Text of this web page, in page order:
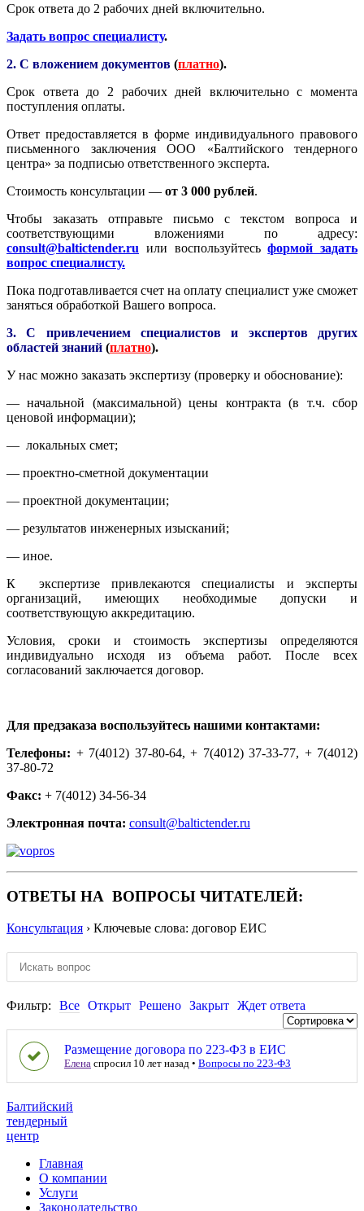
Срок ответа до 2 рабочих дней включительно.
Задать вопрос специалисту.
2. С вложением документов (платно).
Срок ответа до 2 рабочих дней включительно с момента
поступления оплаты.
Ответ предоставляется в форме индивидуального правового
письменного заключения ООО «Балтийского тендерного
центра» за подписью ответственного эксперта.
Стоимость консультации — от 3 000 рублей.
Чтобы заказать отправьте письмо с текстом вопроса и
соответствующими вложениями по адресу:
consult@baltictender.ru или воспользуйтесьформой задать
вопрос специалисту.
Пока подготавливается счет на оплату специалист уже сможет
заняться обработкой Вашего вопроса.
3. С привлечением специалистов и экспертов других
областей знаний (платно).
У нас можно заказать экспертизу (проверку и обоснование):
— начальной (максимальной) цены контракта (в т.ч. сбор
ценовой информации);
— локальных смет;
— проектно-сметной документации
— проектной документации;
— результатов инженерных изысканий;
— иное.
К экспертизе привлекаются специалисты и эксперты
организаций, имеющих необходимые допуски и
соответствующую аккредитацию.
Условия, сроки и стоимость экспертизы определяются
индивидуально исходя из объема работ. После всех
согласований заключается договор.
Для предзаказа воспользуйтесь нашими контактами:
Телефоны: + 7(4012) 37-80-64, + 7(4012) 37-33-77, + 7(4012)
37-80-72
Факс: + 7(4012) 34-56-34
Электронная почта: consult@baltictender.ru
ОТВЕТЫ НА ВОПРОСЫ ЧИТАТЕЛЕЙ:
Консультация › Ключевые слова: договор ЕИС
Фильтр: Все Открыт Решено Закрыт Ждет ответа
Размещение договора по 223-ФЗ в ЕИС
Елена спросил 10 лет назад • Вопросы по 223-ФЗ
Балтийский
тендерный
центр
Главная
О компании
Услуги
Законодательство